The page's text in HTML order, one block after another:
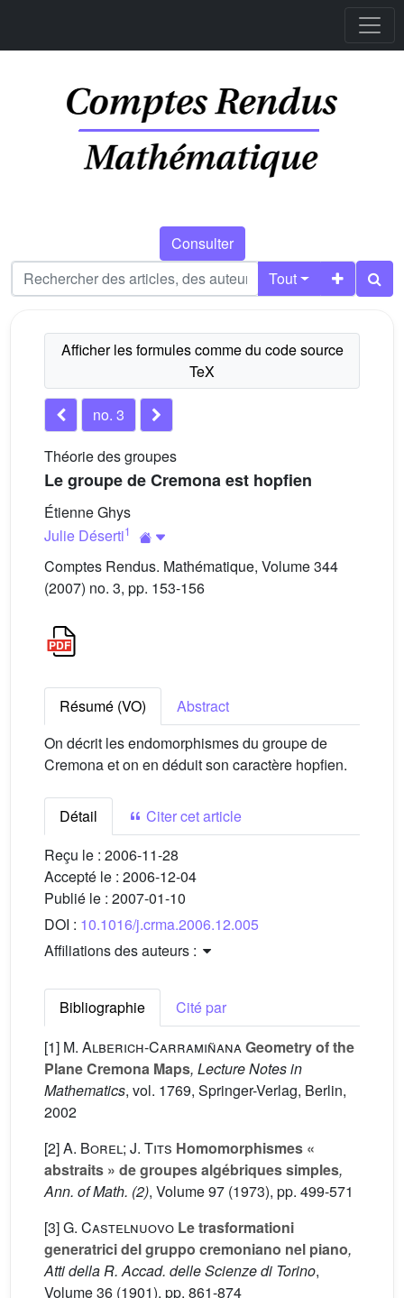
Consulter
Tout
no. 3
Théorie des groupes
Le groupe de Cremona est hopfien
Étienne Ghys
Julie Déserti1
Comptes Rendus. Mathématique, Volume 344
(2007) no. 3, pp. 153-156
Résumé (VO)
Abstract
On décrit les endomorphismes du groupe de
Cremona et on en déduit son caractère hopfien.
Détail
Citer cet article
Reçu le : 2006-11-28
Accepté le : 2006-12-04
Publié le : 2007-01-10
DOI : 10.1016/j.crma.2006.12.005
Affiliations des auteurs :
Bibliographie
Cité par
[1] M. Alberich-CarramiñanaGeometry of the
Plane Cremona Maps, Lecture Notes in
Mathematics, vol. 1769, Springer-Verlag, Berlin,
2002
[2]A. Borel; J. Tits Homomorphismes «
abstraits » de groupes algébriques simples,
Ann. of Math. (2), Volume 97 (1973), pp. 499-571
[3]G. Castelnuovo Le trasformationi
generatrici del gruppo cremoniano nel piano,
Atti della R. Accad. delle Scienze di Torino,
Volume 36 (1901), pp. 861-874